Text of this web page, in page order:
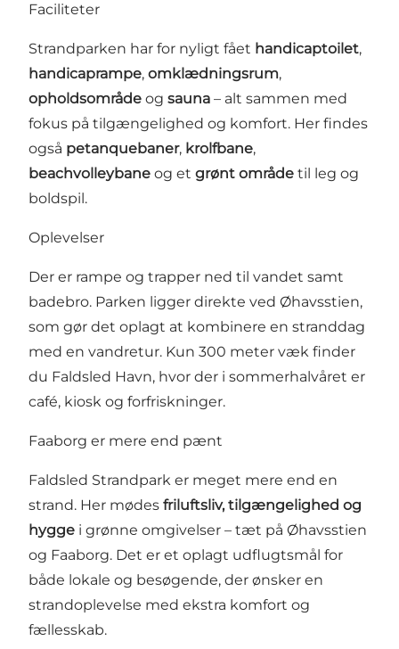
Faciliteter
Strandparken har for nyligt fået handicaptoilet,
handicaprampe, omklædningsrum,
opholdsområde og sauna – alt sammen med
fokus på tilgængelighed og komfort. Her findes
også petanquebaner, krolfbane,
beachvolleybane og et grønt område til leg og
boldspil.
Oplevelser
Der er rampe og trapper ned til vandet samt
badebro. Parken ligger direkte ved Øhavsstien,
som gør det oplagt at kombinere en stranddag
med en vandretur. Kun 300 meter væk finder
du Faldsled Havn, hvor der i sommerhalvåret er
café, kiosk og forfriskninger.
Faaborg er mere end pænt
Faldsled Strandpark er meget mere end en
strand. Her mødes friluftsliv, tilgængelighed og
hygge i grønne omgivelser – tæt på Øhavsstien
og Faaborg. Det er et oplagt udflugtsmål for
både lokale og besøgende, der ønsker en
strandoplevelse med ekstra komfort og
fællesskab.